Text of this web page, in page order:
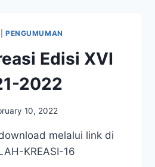
PENGUMUMAN
Edisi XVI
2022
10, 2022
melalui link di
KREASI-16